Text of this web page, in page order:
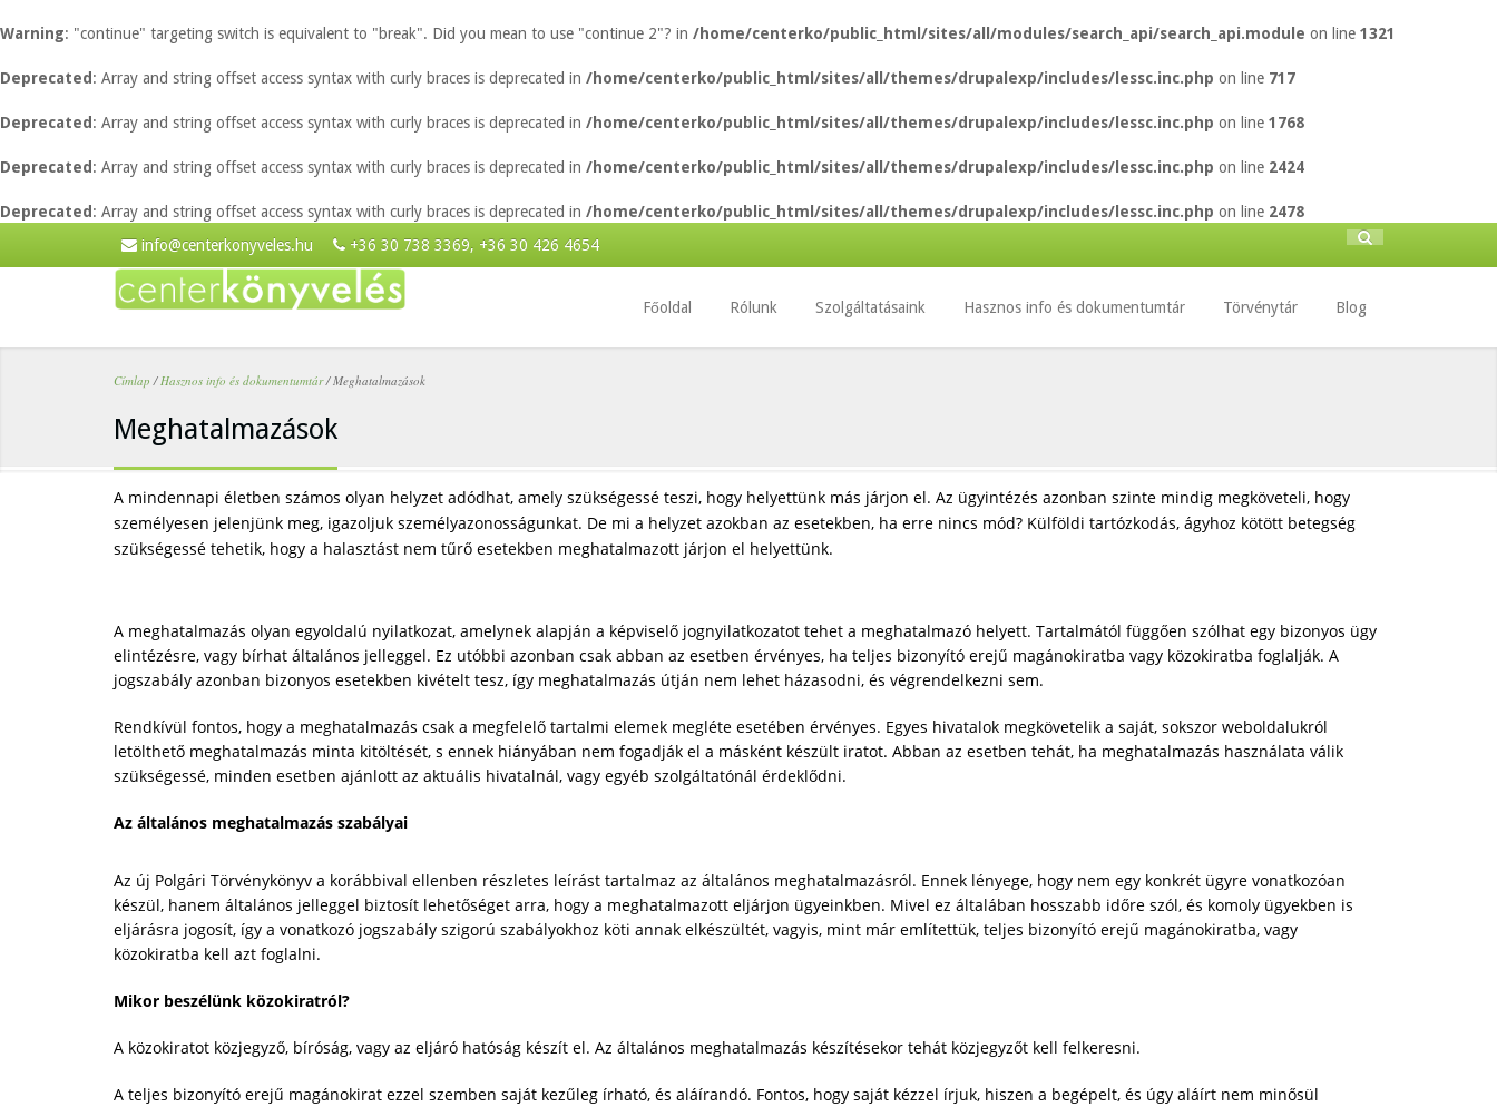
Warning: "continue" targeting switch is equivalent to "break". Did you mean to use "continue 2"? in /home/centerko/public_html/sites/all/modules/search_api/search_api.module on line 1321
Deprecated : Array and string offset access syntax with curly braces is deprecated in /home/centerko/public_html/sites/all/themes/drupalexp/includes/lessc.inc.php on line 717
Deprecated : Array and string offset access syntax with curly braces is deprecated in /home/centerko/public_html/sites/all/themes/drupalexp/includes/lessc.inc.php on line 1768
Deprecated : Array and string offset access syntax with curly braces is deprecated in /home/centerko/public_html/sites/all/themes/drupalexp/includes/lessc.inc.php on line 2424
Deprecated : Array and string offset access syntax with curly braces is deprecated in /home/centerko/public_html/sites/all/themes/drupalexp/includes/lessc.inc.php on line 2478
info@centerkonyveles.hu +36 30 738 3369, +36 30 426 4654
Keresés
űrlap
Keresés
Főoldal Rólunk Szolgáltatásaink Hasznos info és dokumentumtár Törvénytár Blog
Jelenlegi hely
Címlap / Hasznos info és dokumentumtár /Meghatalmazások
Meghatalmazások
A mindennapi életben számos olyan helyzet adódhat, amely szükségessé teszi, hogy helyettünk más járjon el. Az ügyintézés azonban szinte mindig megköveteli, hogy
személyesen jelenjünk meg, igazoljuk személyazonosságunkat. De mi a helyzet azokban az esetekben, ha erre nincs mód? Külföldi tartózkodás, ágyhoz kötött betegség
szükségessé tehetik, hogy a halasztást nem tűrő esetekben meghatalmazott járjon el helyettünk.
A meghatalmazás olyan egyoldalú nyilatkozat, amelynek alapján a képviselő jognyilatkozatot tehet a meghatalmazó helyett. Tartalmától függően szólhat egy bizonyos ügy
elintézésre, vagy bírhat általános jelleggel. Ez utóbbi azonban csak abban az esetben érvényes, ha teljes bizonyító erejű magánokiratba vagy közokiratba foglalják. A
jogszabály azonban bizonyos esetekben kivételt tesz, így meghatalmazás útján nem lehet házasodni, és végrendelkezni sem.
Rendkívül fontos, hogy a meghatalmazás csak a megfelelő tartalmi elemek megléte esetében érvényes. Egyes hivatalok megkövetelik a saját, sokszor weboldalukról
letölthető meghatalmazás minta kitöltését, s ennek hiányában nem fogadják el a másként készült iratot. Abban az esetben tehát, ha meghatalmazás használata válik
szükségessé, minden esetben ajánlott az aktuális hivatalnál, vagy egyéb szolgáltatónál érdeklődni.
Az általános meghatalmazás szabályai
Az új Polgári Törvénykönyv a korábbival ellenben részletes leírást tartalmaz az általános meghatalmazásról. Ennek lényege, hogy nem egy konkrét ügyre vonatkozóan
készül, hanem általános jelleggel biztosít lehetőséget arra, hogy a meghatalmazott eljárjon ügyeinkben. Mivel ez általában hosszabb időre szól, és komoly ügyekben is
eljárásra jogosít, így a vonatkozó jogszabály szigorú szabályokhoz köti annak elkészültét, vagyis, mint már említettük, teljes bizonyító erejű magánokiratba, vagy
közokiratba kell azt foglalni.
Mikor beszélünk közokiratról?
A közokiratot közjegyző, bíróság, vagy az eljáró hatóság készít el. Az általános meghatalmazás készítésekor tehát közjegyzőt kell felkeresni.
A teljes bizonyító erejű magánokirat ezzel szemben saját kezűleg írható, és aláírandó. Fontos, hogy saját kézzel írjuk, hiszen a begépelt, és úgy aláírt nem minősül